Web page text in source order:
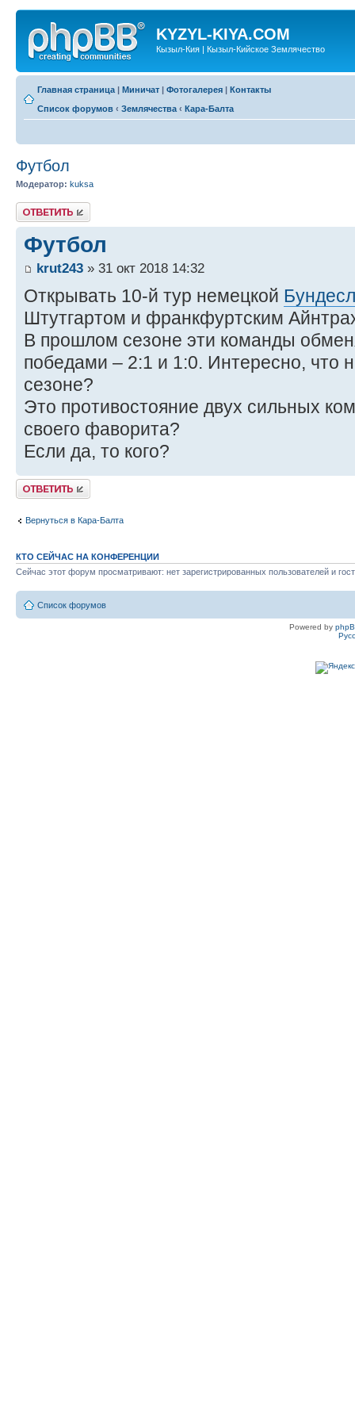
KYZYL-KIYA.COM
Кызыл-Кия | Кызыл-Кийское Землячество
Главная страница | Миничат | Фотогалерея | Контакты
Список форумов ‹ Землячества ‹ Кара-Балта
Футбол
Модератор: kuksa
Ответить
Футбол
krut243 » 31 окт 2018 14:32
Открывать 10-й тур немецкой
Штутгартом и франкфуртским
В прошлом сезоне эти команды
победами – 2:1 и 1:0. Интересно, что
сезоне?
Это противостояние двух сильных
своего фаворита?
Если да, то кого?
Ответить
Вернуться в Кара-Балта
КТО СЕЙЧАС НА КОНФЕРЕНЦИИ
Сейчас этот форум просматривают: нет зарегистрированных пользователей и
Список форумов
Powered by